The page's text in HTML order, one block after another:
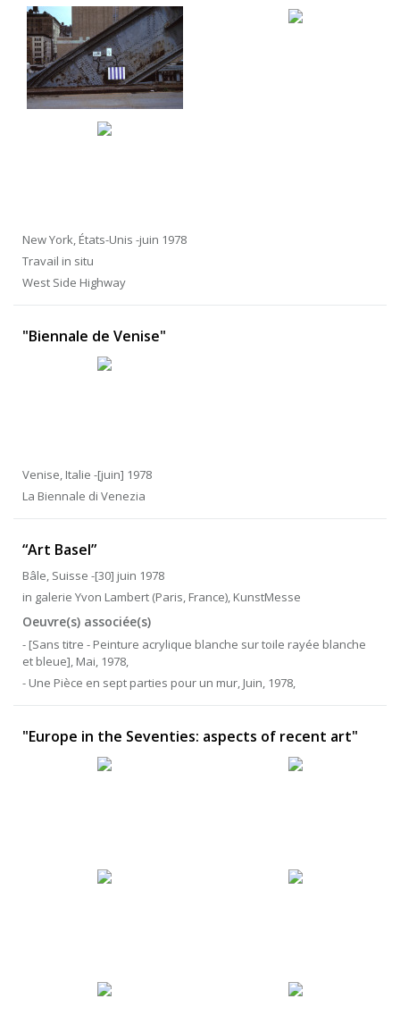
New York, États-Unis -juin 1978
Travail in situ
West Side Highway
"Biennale de Venise"
Venise, Italie -[juin] 1978
La Biennale di Venezia
“Art Basel”
Bâle, Suisse -[30] juin 1978
in galerie Yvon Lambert (Paris, France), KunstMesse
Oeuvre(s) associée(s)
- [Sans titre - Peinture acrylique blanche sur toile rayée blanche
et bleue], Mai, 1978,
- Une Pièce en sept parties pour un mur, Juin, 1978,
"Europe in the Seventies: aspects of recent art"